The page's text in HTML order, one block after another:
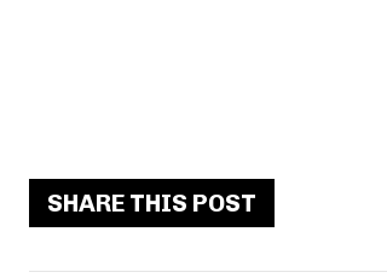
SHARE THIS POST